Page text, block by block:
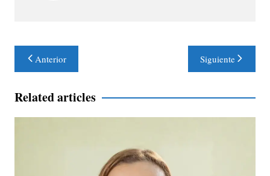
Navegación
de
entradas
Anterior Siguiente
Related articles